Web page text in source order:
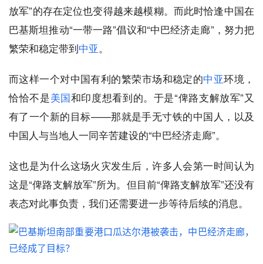
放军”的存在定位也变得越来越模糊。而此时恰逢中国在
巴基斯坦推动“一带一路”倡议和“中巴经济走廊”，努力把
繁荣和稳定带到中亚。
而这样一个对中国有利的繁荣市场和稳定的中亚环境，
恰恰不是美国和印度想看到的。于是“俾路支解放军”又
有了一个新的目标——那就是手无寸铁的中国人，以及
中国人与当地人一同辛苦建设的“中巴经济走廊”。
这也是为什么这场火灾发生后，许多人会第一时间认为
这是“俾路支解放军”所为。但目前“俾路支解放军”还没有
表态对此事负责，我们还需要进一步等待后续的消息。